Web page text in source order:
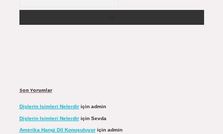
Son Yorumlar
Dişlerin Isimleri Nelerdiriçin admin
Dişlerin Isimleri Nelerdiriçin Sevda
Amerika Hangi Dil Konuşuluyoriçin admin